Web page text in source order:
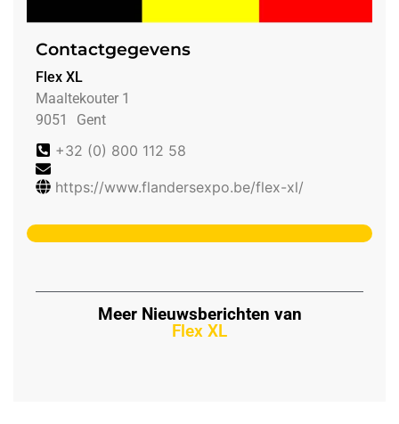
Contactgegevens
Flex XL
Maaltekouter 1
9051
Gent
+32 (0) 800 112 58
https://www.flandersexpo.be/flex-xl/
Meer Nieuwsberichten van
Flex XL